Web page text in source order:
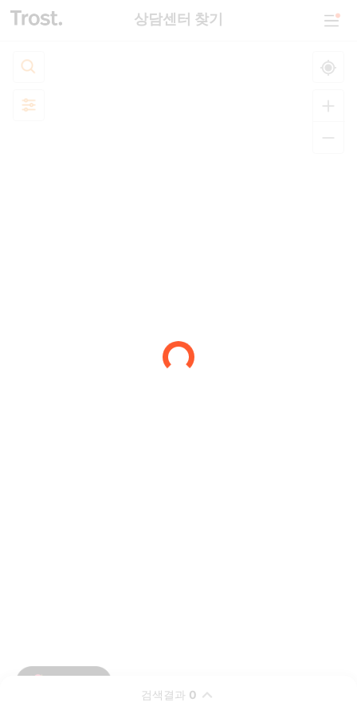
상담센터 찾기
검색결과 0